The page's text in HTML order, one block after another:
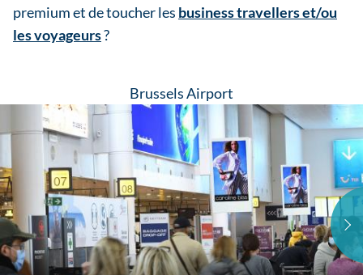
premium et de toucher les business travellers et/ou
les voyageurs?
Brussels Airport